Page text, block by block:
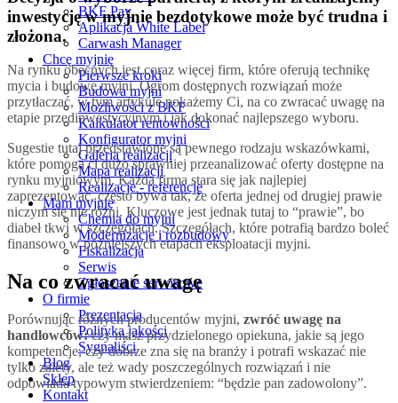
BKF Pay
Aplikacja White Label
Carwash Manager
Chcę myjnię
Pierwsze kroki
Budowa myjni
Możliwości z BKF
Kalkulator rentowności
Konfigurator myjni
Galeria realizacji
Mapa realizacji
Realizacje - referencje
Mam myjnię
Chemia do myjni
Modernizacje i rozbudowy
Fiskalizacja
Serwis
Zgłoszenie serwisowe
O firmie
Prezentacja
Polityka jakości
Sygnaliści
Blog
Sklep
Kontakt
inwestycję w myjnie bezdotykowe może być trudna i
złożona.
Na rynku obecnych jest coraz więcej firm, które oferują technikę
mycia i budowę myjni. Ogrom dostępnych rozwiązań może
przytłaczać, w tym artykule pokażemy Ci, na co zwracać uwagę na
etapie przedinwestycyjnym i jak dokonać najlepszego wyboru.
Sugestie tutaj przedstawione są pewnego rodzaju wskazówkami,
które pomogą ci dużo sprawniej przeanalizować oferty dostępne na
rynku myjniowym. Każda firma stara się jak najlepiej
zaprezentować, często bywa tak, że oferta jednej od drugiej prawie
niczym się nie różni. Kluczowe jest jednak tutaj to “prawie”, bo
diabeł tkwi w szczegółach. Szczegółach, które potrafią bardzo boleć
finansowo w późniejszych etapach eksploatacji myjni.
Na co zwracać uwagę
Porównując różnych producentów myjni, zwróć uwagę na
handlowców:czy masz przydzielonego opiekuna, jakie są jego
kompetencje, czy dobrze zna się na branży i potrafi wskazać nie
tylko zalety, ale też wady poszczególnych rozwiązań i nie
odpowiada typowym stwierdzeniem: “będzie pan zadowolony”.